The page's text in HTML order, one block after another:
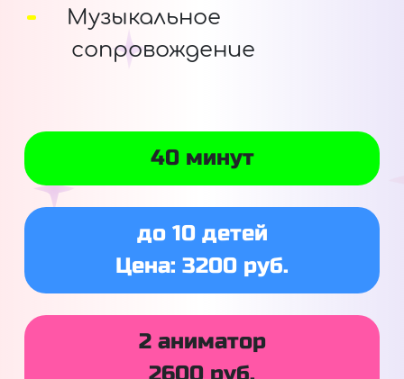
Музыкальное
сопровождение
40 минут
до 10 детей
Цена: 3200 руб.
2 аниматор